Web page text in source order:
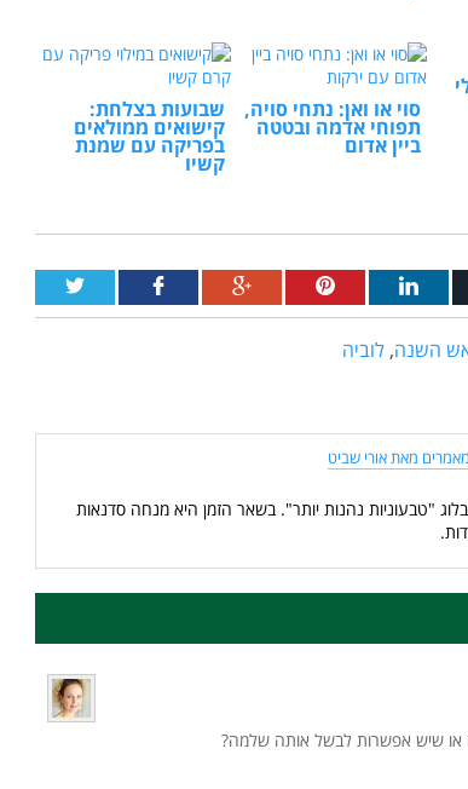
סוי או ואן: נתחי סויה,
תפוחי אדמה ובטטה
ביין אדום
שבועות בצלחת:
קישואים ממולאים
בפריקה עם שמנת
קשיו
השנה, לוביה
מאת אורי שביט
"טבעוניות נהנות יותר". בשאר הזמן היא מנחה סדנאות
או שיש אפשרות לבשל אותה שלמה?